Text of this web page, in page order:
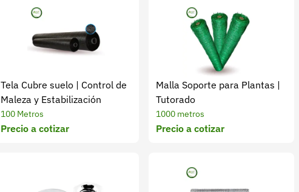
Tela Cubre suelo | Control de
Maleza y Estabilización
100 Metros
Precio a cotizar
Malla Soporte para Plantas |
Tutorado
1000 metros
Precio a cotizar